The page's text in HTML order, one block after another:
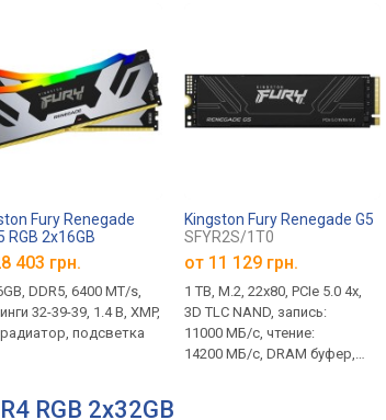
Fury Renegade
RGB 2x16GB
32
403 грн.
DDR5, 6400 MT/s,
32-39-39, 1.4 В, XMP,
радиатор, подсветка
Kingston Fury Renegade G5
SFYR2S/1T0
от 11 129 грн.
1 TB, M.2, 22x80, PCIe 5.0 4x,
3D TLC NAND, запись:
11000 МБ/с, чтение:
14200 МБ/с, DRAM буфер,
RGB 2x32GB